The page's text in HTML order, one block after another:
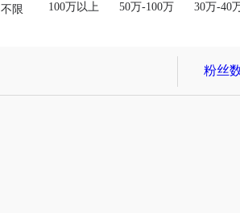
不限 100万以上 50万-100万 30万-40
粉丝